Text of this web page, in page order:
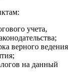
учета,
верного ведения
на данный